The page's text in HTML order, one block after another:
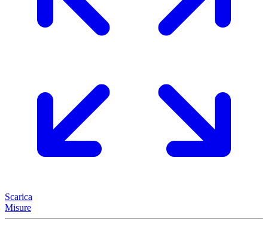
Scarica
Misure